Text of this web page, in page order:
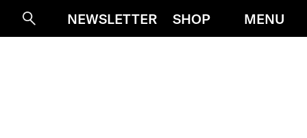
SucheNEWSLETTER SHOP MENU